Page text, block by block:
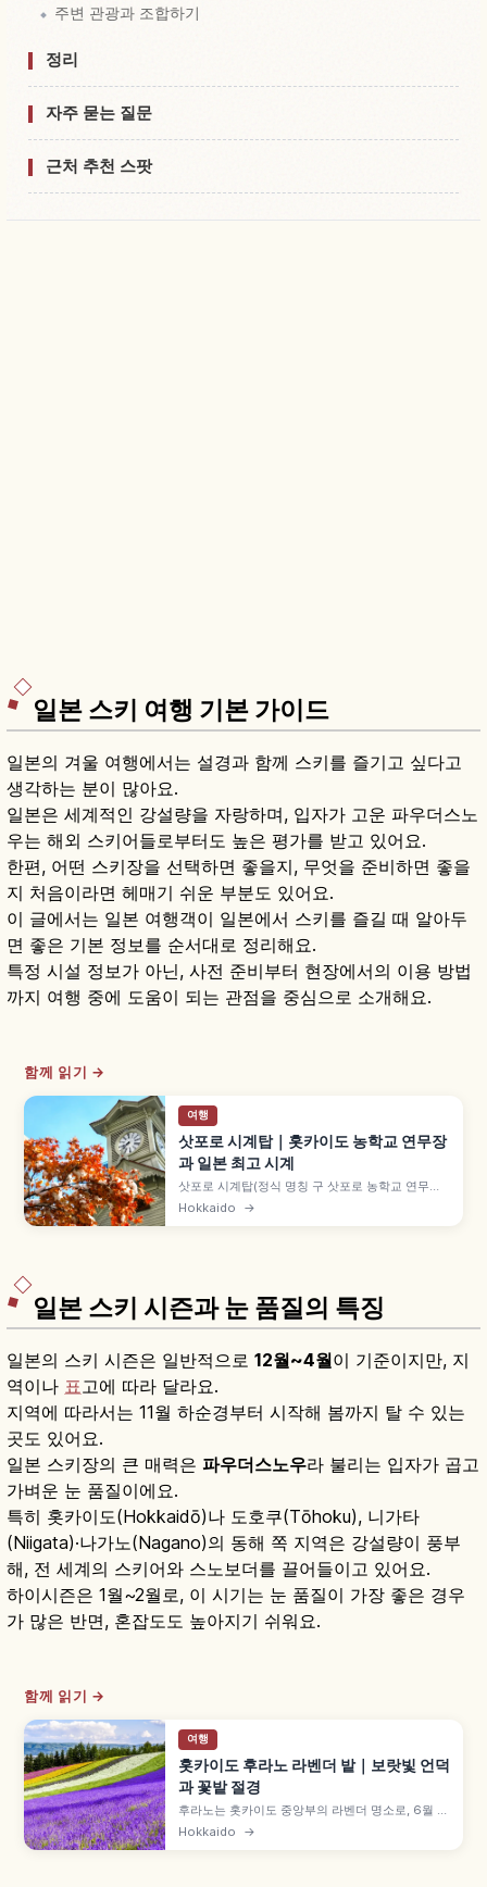
주변 관광과 조합하기
정리
자주 묻는 질문
근처 추천 스팟
일본 스키 여행 기본 가이드
일본의 겨울 여행에서는 설경과 함께 스키를 즐기고 싶다고
생각하는 분이 많아요.
일본은 세계적인 강설량을 자랑하며, 입자가 고운 파우더스노
우는 해외 스키어들로부터도 높은 평가를 받고 있어요.
한편, 어떤 스키장을 선택하면 좋을지, 무엇을 준비하면 좋을
지 처음이라면 헤매기 쉬운 부분도 있어요.
이 글에서는 일본 여행객이 일본에서 스키를 즐길 때 알아두
면 좋은 기본 정보를 순서대로 정리해요.
특정 시설 정보가 아닌, 사전 준비부터 현장에서의 이용 방법
까지 여행 중에 도움이 되는 관점을 중심으로 소개해요.
함께 읽기 →
여행
삿포로 시계탑｜홋카이도 농학교 연무장
과 일본 최고 시계
삿포로 시계탑(정식 명칭 구 삿포로 농학교 연무장)
은 홋카이도 삿포로의 역사 건축물로, 1878년(메이
Hokkaido →
일본 스키 시즌과 눈 품질의 특징
일본의 스키 시즌은 일반적으로 12월~4월이 기준이지만, 지
역이나 표 고에 따라 달라요.
지역에 따라서는 11월 하순경부터 시작해 봄까지 탈 수 있는
곳도 있어요.
일본 스키장의 큰 매력은 파우더스노우라 불리는 입자가 곱고
가벼운 눈 품질이에요.
특히 홋카이도(Hokkaidō)나 도호쿠(Tōhoku), 니가타
(Niigata)·나가노(Nagano)의 동해 쪽 지역은 강설량이 풍부
해, 전 세계의 스키어와 스노보더를 끌어들이고 있어요.
하이시즌은 1월~2월로, 이 시기는 눈 품질이 가장 좋은 경우
가 많은 반면, 혼잡도도 높아지기 쉬워요.
함께 읽기 →
여행
홋카이도 후라노 라벤더 밭｜보랏빛 언덕
과 꽃밭 절경
후라노는 홋카이도 중앙부의 라벤더 명소로, 6월 하
순~8월 상순 절정(7월 중순~하순 가장 진함) 등을
Hokkaido →